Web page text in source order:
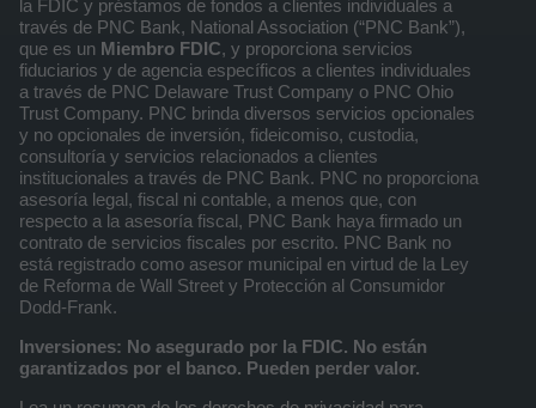
la FDIC y préstamos de fondos a clientes individuales a
través de PNC Bank, National Association (“PNC Bank”),
que es un Miembro FDIC, y proporciona servicios
fiduciarios y de agencia específicos a clientes individuales
a través de PNC Delaware Trust Company o PNC Ohio
Trust Company. PNC brinda diversos servicios opcionales
y no opcionales de inversión, fideicomiso, custodia,
consultoría y servicios relacionados a clientes
institucionales a través de PNC Bank. PNC no proporciona
asesoría legal, fiscal ni contable, a menos que, con
respecto a la asesoría fiscal, PNC Bank haya firmado un
contrato de servicios fiscales por escrito. PNC Bank no
está registrado como asesor municipal en virtud de la Ley
de Reforma de Wall Street y Protección al Consumidor
Dodd-Frank.
Inversiones: No asegurado por la FDIC. No están
garantizados por el banco. Pueden perder valor.